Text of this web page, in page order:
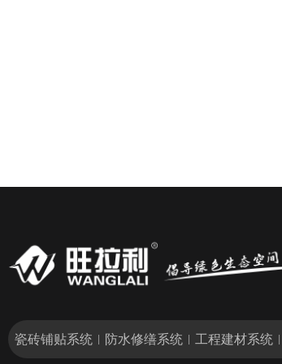
瓷砖铺贴系统 防水修缮系统 工程建材系统